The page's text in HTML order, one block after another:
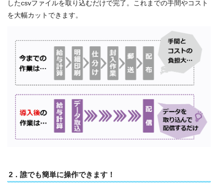
したcsvファイルを取り込むだけで完了。これまでの手間やコスト
を大幅カットできます。
2．誰でも簡単に操作できます！